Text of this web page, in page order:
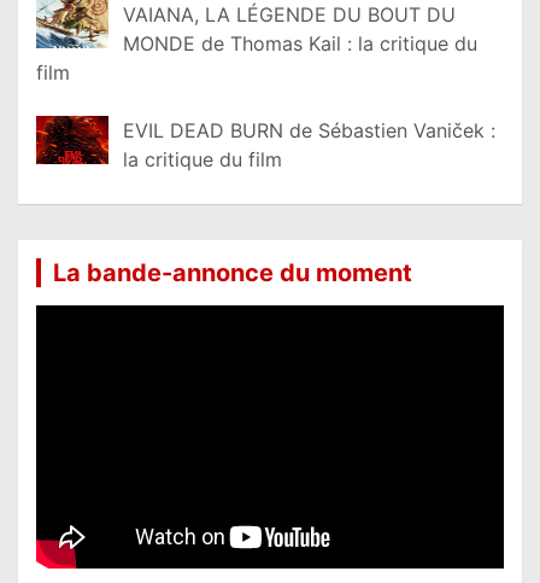
VAIANA, LA LÉGENDE DU BOUT DU
MONDE de Thomas Kail : la critique du
film
EVIL DEAD BURN de Sébastien Vaniček :
la critique du film
La bande-annonce du moment